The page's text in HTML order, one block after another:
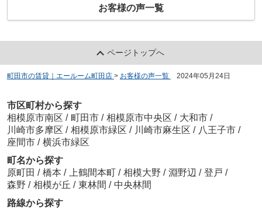
お客様の声一覧
ページトップへ
町田市の賃貸｜エールーム町田店 > お客様の声一覧 2024年05月24日
市区町村から探す
相模原市南区 / 町田市 / 相模原市中央区 / 大和市 /
川崎市多摩区 / 相模原市緑区 / 川崎市麻生区 / 八王子市 /
座間市 / 横浜市緑区
町名から探す
原町田 / 橋本 / 上鶴間本町 / 相模大野 / 淵野辺 / 登戸 /
森野 / 相模が丘 / 東林間 / 中央林間
路線から探す